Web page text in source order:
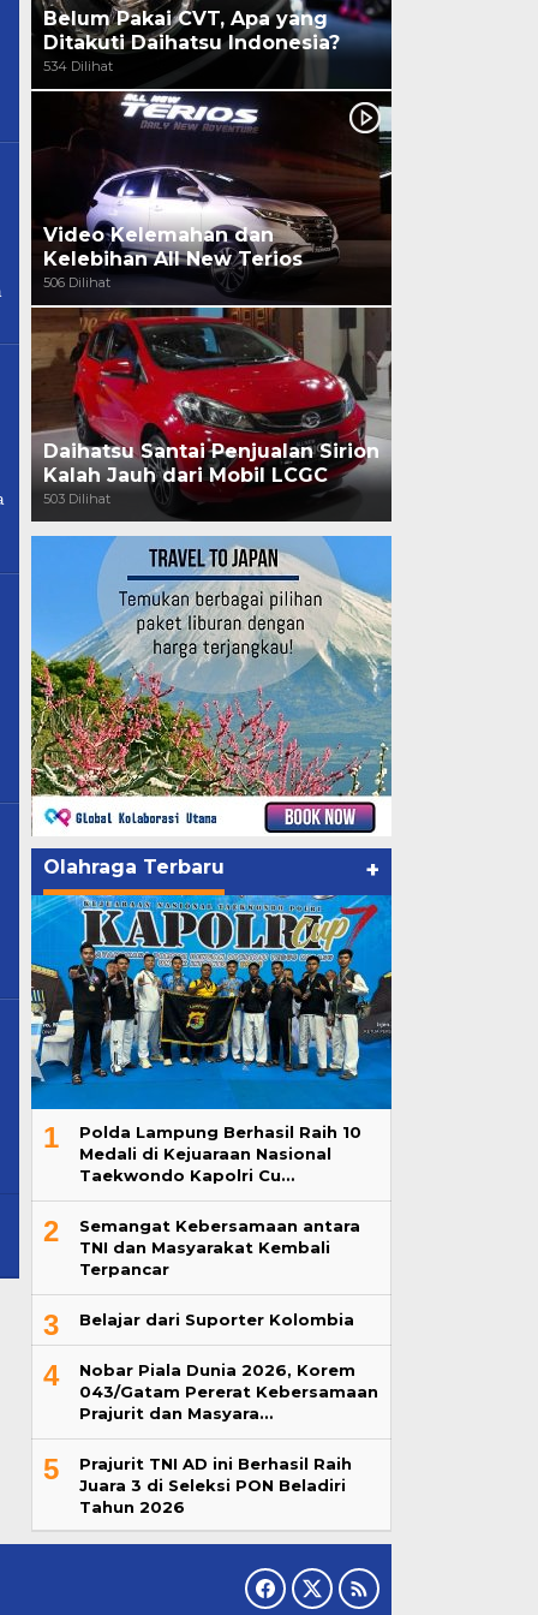
Belum Pakai CVT, Apa yang
Ditakuti Daihatsu Indonesia?
534 Dilihat
Video Kelemahan dan
Kelebihan All New Terios
506 Dilihat
Daihatsu Santai Penjualan Sirion
Kalah Jauh dari Mobil LCGC
503 Dilihat
Olahraga Terbaru +
1
Polda Lampung Berhasil Raih 10
Medali di Kejuaraan Nasional
Taekwondo Kapolri Cu…
2
Semangat Kebersamaan antara
TNI dan Masyarakat Kembali
Terpancar
3 Belajar dari Suporter Kolombia
4
Nobar Piala Dunia 2026, Korem
043/Gatam Pererat Kebersamaan
Prajurit dan Masyara…
5
Prajurit TNI AD ini Berhasil Raih
Juara 3 di Seleksi PON Beladiri
Tahun 2026